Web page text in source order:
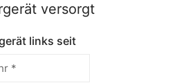
versorgt
links seit